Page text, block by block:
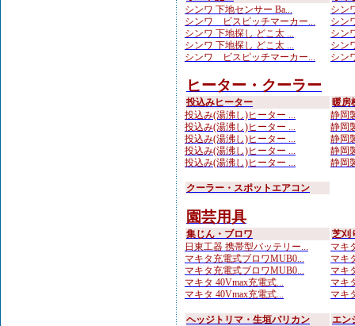
シンワ 下地センサー Ba...
シンワ ビスピッチマーカー...
シンワ 下地探し どこ太 ...
シンワ 下地探し どこ太 ...
シンワ ビスピッチマーカー...
シン
シン
シン
シン
シン
ヒーター・クーラー
投込みヒーター
投込み(湯沸し)ヒーター ...
投込み(湯沸し)ヒーター ...
投込み(湯沸し)ヒーター ...
投込み(湯沸し)ヒーター ...
投込み(湯沸し)ヒーター ...
暖房
静岡
静岡
静岡
静岡
静岡
クーラー・スポットエアコン
園芸用具
集じん・ブロワ
日東工器 携帯型バッテリー...
マキタ充電式ブロワMUB0...
マキタ充電式ブロワMUB0...
マキタ 40Vmax充電式...
マキタ 40Vmax充電式...
芝刈
マキ
マキ
マキ
マキ
マキ
ヘッジトリマ・生垣バリカン
エン